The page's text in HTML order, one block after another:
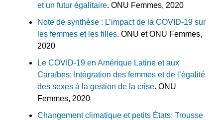
et un futur égalitaire. ONU Femmes, 2020
Note de synthèse : L’impact de la COVID-19 sur
les femmes et les filles. ONU et ONU Femmes,
2020
Le COVID-19 en Amérique Latine et aux
Caraïbes: Intégration des femmes et de l’égalité
des sexes à la gestion de la crise. ONU
Femmes, 2020
Changement climatique et petits États: Trousse